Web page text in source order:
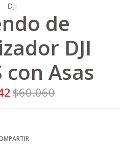
DJI
de
DJI
con Asas
$60.060